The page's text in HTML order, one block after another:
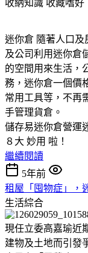
收納知識 收藏嗜好
迷你倉 隨著人口
及公司利用迷你倉
的空間用來生活，
務，迷你倉一個價
常用工具等，不再
手管理貨倉。
儲存易迷你倉營運
８大 妙用 啦！
繼續閱讀
5年前
租屋「囤物症」，
生活綜合
現任立委高嘉瑜近
建物及土地而引發